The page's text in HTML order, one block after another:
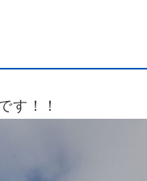
す！！